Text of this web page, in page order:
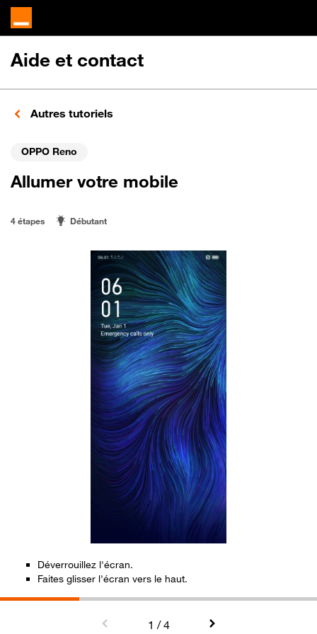
Aide et contact
Autres tutoriels
OPPO Reno
Allumer votre mobile
4 étapes Débutant
Déverrouillez l'écran.
Faites glisser l'écran vers le haut.
1 / 4